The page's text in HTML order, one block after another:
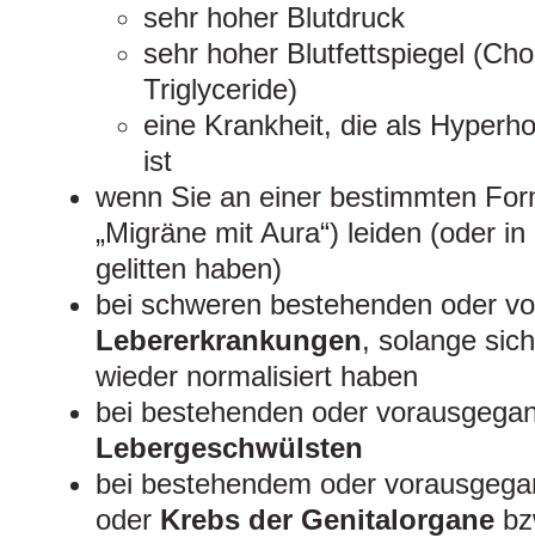
sehr hoher Blutdruck
sehr hoher Blutfettspiegel
Triglyceride)
eine Krankheit, die als
ist
wenn Sie an einer bestimmten
„Migräne mit Aura“) leiden (oder
gelitten haben)
bei schweren bestehenden oder
Lebererkrankungen, solange
wieder normalisiert haben
bei bestehenden oder
Lebergeschwülsten
bei bestehendem oder
oder Krebs der Genitalorgane